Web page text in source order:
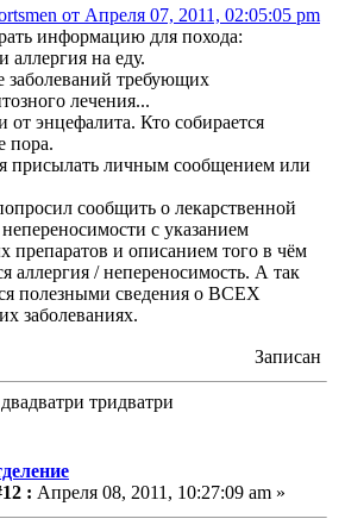
от Апреля 07, 2011, 02:05:05 pm
информацию для похода:
аллергия на еду.
заболеваний требующих
лечения...
от энцефалита. Кто собирается
пора.
присылать личным сообщением или
сообщить о лекарственной
с указанием
препаратов и описанием того в чём
аллергия / непереносимость. А так
полезными сведения о ВСЕХ
заболеваниях.
Записан
тридватри
: Апреля 08, 2011, 10:27:09 am »